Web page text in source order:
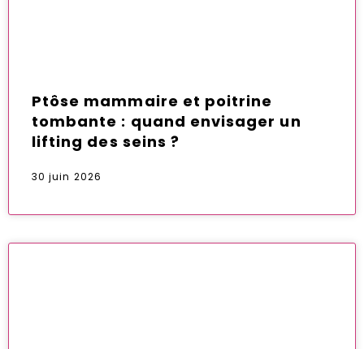
Ptôse mammaire et poitrine
tombante : quand envisager un
lifting des seins ?
30 juin 2026